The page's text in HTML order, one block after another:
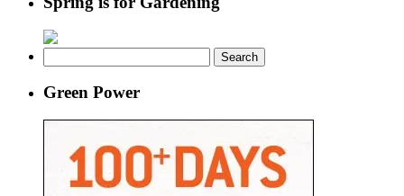
for:
Green Power